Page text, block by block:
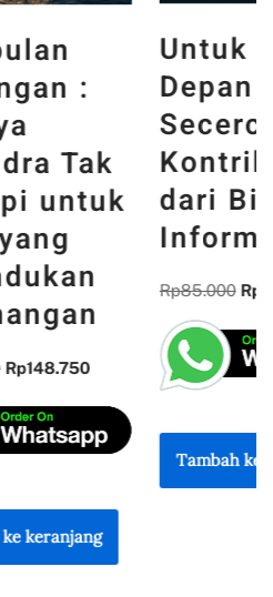
Untuk Masa
Depan :
Secercah
Kontribusi
dari Bidang
Informatika
Rp85.000 72.250
Tambah ke keranjang